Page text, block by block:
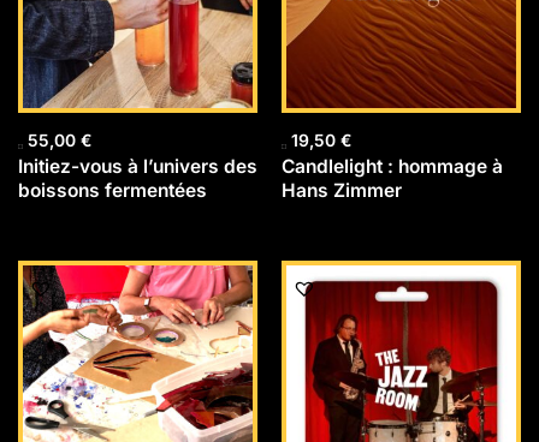
55,00 €
Initiez-vous à l’univers des
boissons fermentées
19,50 €
Candlelight : hommage à
Hans Zimmer